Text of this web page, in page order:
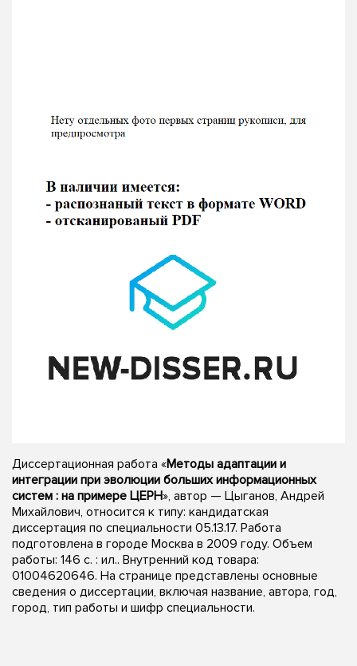
Диссертационная работа «Методы адаптации и
интеграции при эволюции больших информационных
систем : на примере ЦЕРН», автор — Цыганов, Андрей
Михайлович, относится к типу: кандидатская
диссертация по специальности 05.13.17. Работа
подготовлена в городе Москва в 2009 году. Объем
работы: 146 с. : ил.. Внутренний код товара:
01004620646. На странице представлены основные
сведения о диссертации, включая название, автора, год,
город, тип работы и шифр специальности.